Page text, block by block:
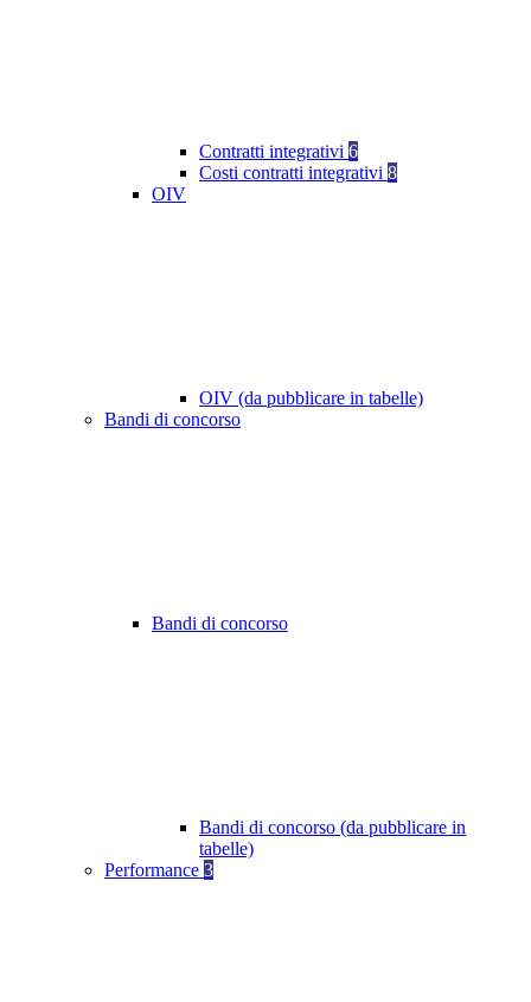
Contratti integrativi 6
Costi contratti integrativi 8
OIV
OIV (da pubblicare in tabelle)
Bandi di concorso
Bandi di concorso
Bandi di concorso (da pubblicare in
tabelle)
Performance 3